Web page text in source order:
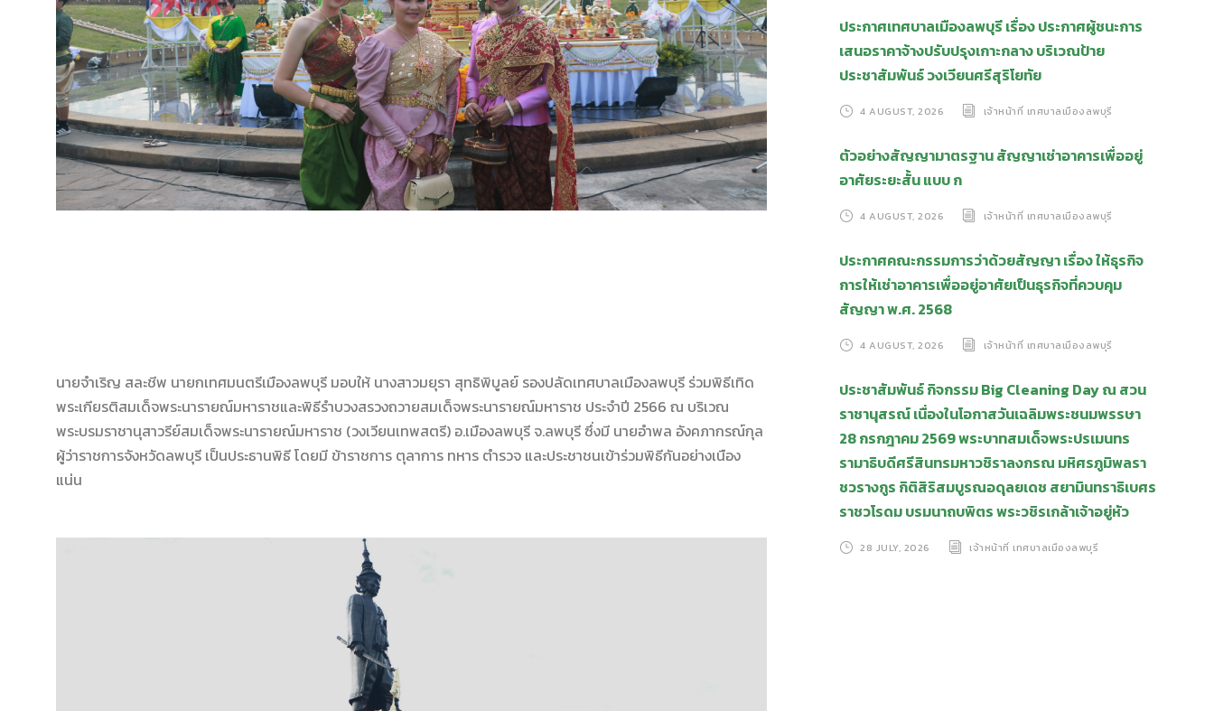
นายจำเริญ สละชีพ นายกเทศมนตรีเมืองลพบุรี มอบให้ นางสาวมยุรา สุทธิพิบูลย์ รองปลัดเทศบาลเมืองลพบุรี ร่วมพิธีเทิด
พระเกียรติสมเด็จพระนารายณ์มหาราชและพิธีรำบวงสรวงถวายสมเด็จพระนารายณ์มหาราช ประจำปี 2566 ณ บริเวณ
พระบรมราชานุสาวรีย์สมเด็จพระนารายณ์มหาราช (วงเวียนเทพสตรี) อ.เมืองลพบุรี จ.ลพบุรี ซึ่งมี นายอำพล อังคภากรณ์กุล
ผู้ว่าราชการจังหวัดลพบุรี เป็นประธานพิธี โดยมี ข้าราชการ ตุลาการ ทหาร ตำรวจ และประชาชนเข้าร่วมพิธีกันอย่างเนือง
แน่น
ประกาศเทศบาลเมืองลพบุรี เรื่อง ประกาศผู้ชนะการ
เสนอราคาจ้างปรับปรุงเกาะกลาง บริเวณป้าย
ประชาสัมพันธ์ วงเวียนศรีสุริโยทัย
4 AUGUST, 2026 เจ้าหน้าที่ เทศบาลเมืองลพบุรี
ตัวอย่างสัญญามาตรฐาน สัญญาเช่าอาคารเพื่ออยู่
อาศัยระยะสั้น แบบ ก
4 AUGUST, 2026 เจ้าหน้าที่ เทศบาลเมืองลพบุรี
ประกาศคณะกรรมการว่าด้วยสัญญา เรื่อง ให้ธุรกิจ
การให้เช่าอาคารเพื่ออยู่อาศัยเป็นธุรกิจที่ควบคุม
สัญญา พ.ศ. 2568
4 AUGUST, 2026 เจ้าหน้าที่ เทศบาลเมืองลพบุรี
ประชาสัมพันธ์ กิจกรรม Big Cleaning Day ณ สวน
ราชานุสรณ์ เนื่องในโอกาสวันเฉลิมพระชนมพรรษา
28 กรกฎาคม 2569 พระบาทสมเด็จพระปรเมนทร
รามาธิบดีศรีสินทรมหาวชิราลงกรณ มหิศรภูมิพลรา
ชวรางกูร กิติสิริสมบูรณอดุลยเดช สยามินทราธิเบศร
ราชวโรดม บรมนาถบพิตร พระวชิรเกล้าเจ้าอยู่หัว
28 JULY, 2026 เจ้าหน้าที่ เทศบาลเมืองลพบุรี